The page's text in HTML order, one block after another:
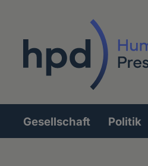
Hauptnavigation
Gesellschaft Politik